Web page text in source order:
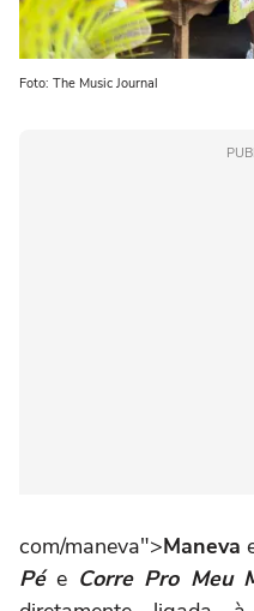
Foto: The Music Journal
com/maneva">Maneva
Pée Corre Pro Meu